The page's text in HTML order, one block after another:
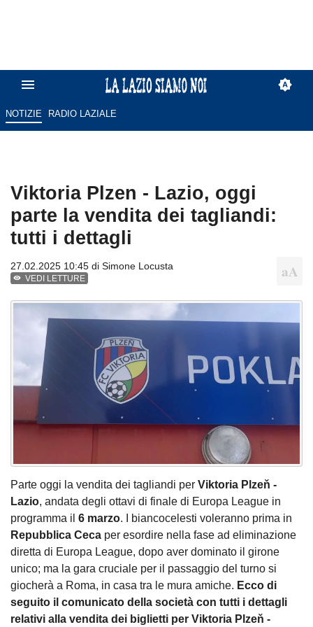
NOTIZIE RADIO LAZIALE
Viktoria Plzen - Lazio, oggi
parte la vendita dei tagliandi:
tutti i dettagli
27.02.2025 10:45 di Simone Locusta
VEDI LETTURE
Parte oggi la vendita dei tagliandi per Viktoria Plzeň -
Lazio, andata degli ottavi di finale di Europa League in
programma il 6 marzo. I biancocelesti voleranno prima in
Repubblica Ceca per esordire nella fase ad eliminazione
diretta di Europa League, dopo aver dominato il girone
unico; ma la gara cruciale per il passaggio del turno si
giocherà a Roma, in casa tra le mura amiche. Ecco di
seguito il comunicato della società con tutti i dettagli
relativi alla vendita dei biglietti per Viktoria Plzeň -